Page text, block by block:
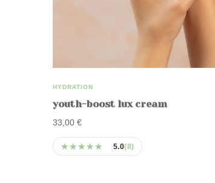
HYDRATION
youth-boost lux cream
33,00 €
★★★★★
★★★★★ 5.0(8)